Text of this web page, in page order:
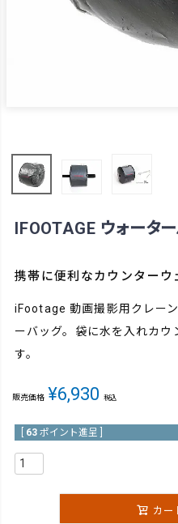
IFOOTAGE ウォータ
携帯に便利なカウンターウ
iFootage 動画撮影用クレー
ーバッグ。袋に水を入れカ
す。
販売価格 ¥6,930 税込
63 ポイント進呈 ]
カー